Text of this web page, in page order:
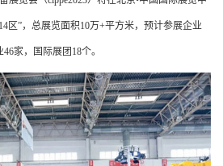
区”，总展览面积10万+平方米，预计参展企业
家，国际展团18个。